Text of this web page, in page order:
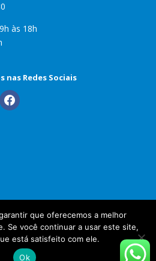
às 18h
nas Redes Sociais
facebook
| Desenvolvido por
Empresa na Internet -
que oferecemos a melhor
Se você continuar a usar este site,
está satisfeito com ele.
Ok